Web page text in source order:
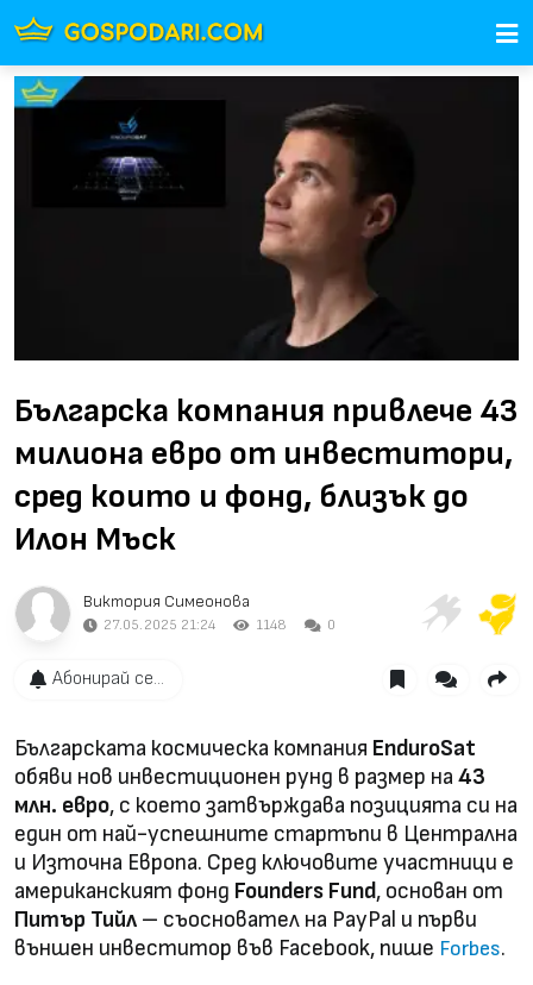
Българска компания привлече 43
милиона евро от инвеститори,
сред които и фонд, близък до
Илон Мъск
Виктория Симеонова
27.05.2025 21:24 1148 0
Абонирай се...
Българската космическа компания EnduroSat
обяви нов инвестиционен рунд в размер на 43
млн. евро, с което затвърждава позицията си на
един от най-успешните стартъпи в Централна
и Източна Европа. Сред ключовите участници е
американският фонд Founders Fund, основан от
Питър Тийл – съосновател на PayPal и първи
външен инвеститор във Facebook, пише Forbes.